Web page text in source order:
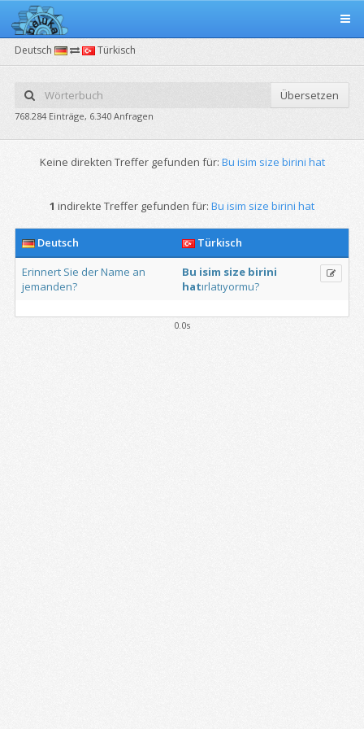
Deutsch Türkisch
Übersetzen
768.284 Einträge, 6.340 Anfragen
Keine direkten Treffer gefunden für: Bu isim size birini hat
1 indirekte Treffer gefunden für: Bu isim size birini hat
Deutsch
Türkisch
Erinnert Sie derName an
jemanden?
Bu isim size birini
hatırlatıyormu?
0.0s